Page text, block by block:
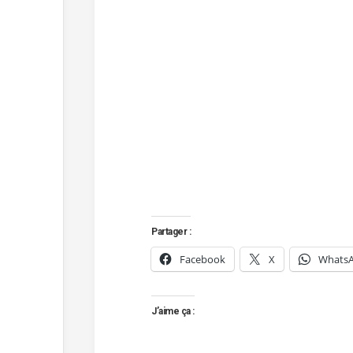
Partager :
Facebook X
J’aime ça :